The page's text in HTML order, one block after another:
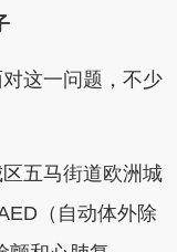
这一问题，不少
五马街道欧洲城
（自动体外除